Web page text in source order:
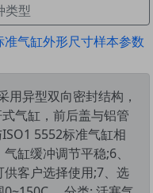
类型
准气缸外形尺寸样本参数
用异型双向密封结构，
气缸，前后盖与铝管
5552标准气缸相
缸缓冲调节平稳;6、
客户选择使用;7、选